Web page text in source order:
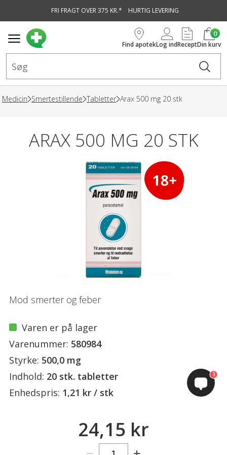
FRI FRAGT OVER 375 KR.* HURTIG LEVERING
Find apotekLog indRecept
0
Din kurv
Medicin Smertestillende Tabletter Arax 500 mg 20 stk
ARAX 500 MG 20 STK
Mod smerter og feber
Varen er på lager
Varenummer: 580984
Styrke: 500,0 mg
Indhold: 20 stk. tabletter
Enhedspris: 1,21 kr / stk
24,15 kr
1